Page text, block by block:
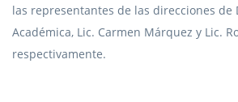
las representantes de las direcciones de
Académica, Lic. Carmen Márquez y Lic.
respectivamente.